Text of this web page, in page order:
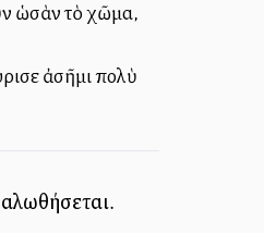
ὡσὰν τὸ χῶμα,
ἀσῆμι πολὺ